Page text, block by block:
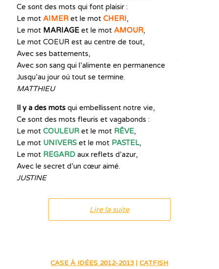
Ce sont des mots qui font plaisir :
Le mot AIMER et le mot CHERI,
Le mot MARIAGE et le mot AMOUR,
Le mot COEUR est au centre de tout,
Avec ses battements,
Avec son sang qui l’alimente en permanence
Jusqu’au jour où tout se termine.
MATTHIEU
Il y a des motsqui embellissent notre vie,
Ce sont des mots fleuris et vagabonds :
Le mot COULEUR et le mot RÊVE,
Le mot UNIVERS et le mot PASTEL,
Le mot REGARD aux reflets d’azur,
Avec le secret d’un cœur aimé.
JUSTINE
Lire la suite
CASE À IDÉES 2012-2013 |CATFISH